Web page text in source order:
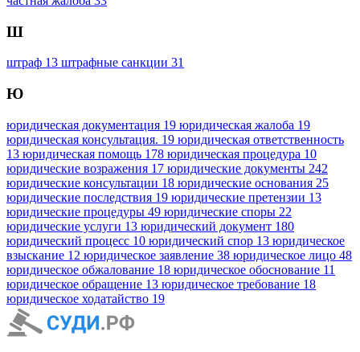
Ш
штраф 13 штрафные санкции 31
Ю
юридическая документация 19 юридическая жалоба 19
юридическая консультация. 19 юридическая ответственность
13 юридическая помощь 178 юридическая процедура 10
юридические возражения 17 юридические документы 242
юридические консультации 18 юридические основания 25
юридические последствия 19 юридические претензии 13
юридические процедуры 49 юридические споры 22
юридические услуги 13 юридический документ 180
юридический процесс 10 юридический спор 13 юридическое
взыскание 12 юридическое заявление 38 юридическое лицо 48
юридическое обжалование 18 юридическое обоснование 11
юридическое обращение 13 юридическое требование 18
юридическое ходатайство 19